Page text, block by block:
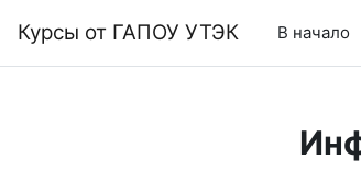
Курсы от ГАПОУ УТЭК В начало